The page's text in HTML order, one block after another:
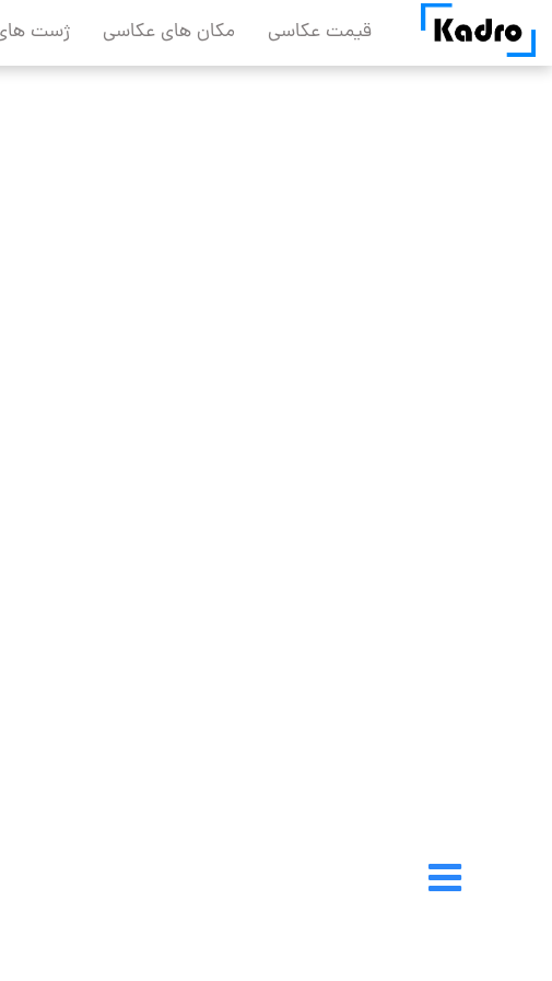
content
قیمت عکاسی مکان های عکاسی ژست